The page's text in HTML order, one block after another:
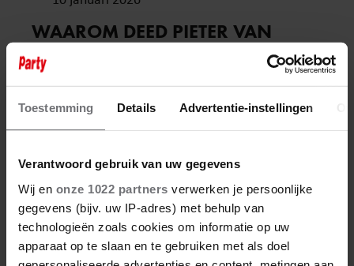
Toestemming Details Advertentie-instellingen
Verantwoord gebruik van uw gegevens
Wij en onze 1022 partners verwerken je persoonlijke
gegevens (bijv. uw IP-adres) met behulp van
technologieën zoals cookies om informatie op uw
apparaat op te slaan en te gebruiken met als doel
WAAROM DEED PIETER VAN
VOLLENHOVEN EEN LEVENDE
MUIS AAN PRINSES MARGRIET
CADEAU?